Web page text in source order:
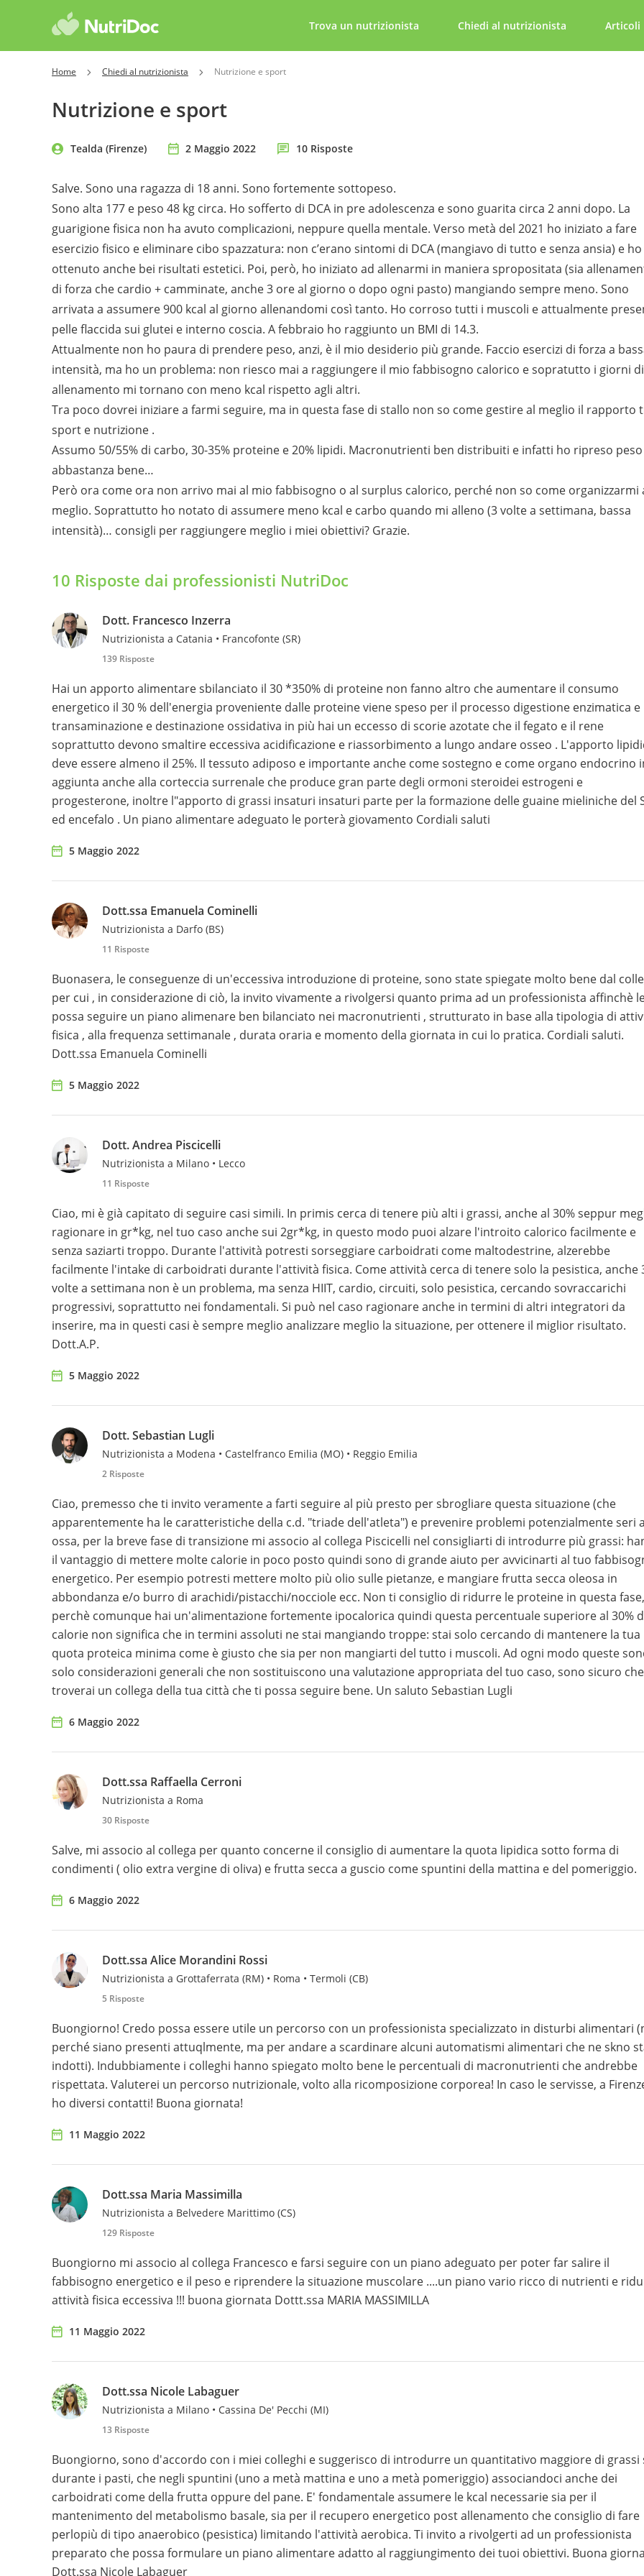
Trova un nutrizionista Chiedi al nutrizionista Articoli
Home Chiedi al nutrizionista Nutrizione e sport
Nutrizione e sport
Tealda (Firenze) 2 Maggio 2022 10 Risposte
Salve. Sono una ragazza di 18 anni. Sono fortemente sottopeso.
Sono alta 177 e peso 48 kg circa. Ho sofferto di DCA in pre adolescenza e sono guarita circa 2 anni dopo. La
guarigione fisica non ha avuto complicazioni, neppure quella mentale. Verso metà del 2021 ho iniziato a fare
esercizio fisico e eliminare cibo spazzatura: non c’erano sintomi di DCA (mangiavo di tutto e senza ansia) e ho
ottenuto anche bei risultati estetici. Poi, però, ho iniziato ad allenarmi in maniera spropositata (sia
di forza che cardio + camminate, anche 3 ore al giorno o dopo ogni pasto) mangiando sempre meno. Sono
arrivata a assumere 900 kcal al giorno allenandomi così tanto. Ho corroso tutti i muscoli e attualmente
pelle flaccida sui glutei e interno coscia. A febbraio ho raggiunto un BMI di 14.3.
Attualmente non ho paura di prendere peso, anzi, è il mio desiderio più grande. Faccio esercizi di forza a
intensità, ma ho un problema: non riesco mai a raggiungere il mio fabbisogno calorico e sopratutto i giorni di
allenamento mi tornano con meno kcal rispetto agli altri.
Tra poco dovrei iniziare a farmi seguire, ma in questa fase di stallo non so come gestire al meglio il rapporto
sport e nutrizione .
Assumo 50/55% di carbo, 30-35% proteine e 20% lipidi. Macronutrienti ben distribuiti e infatti ho ripreso peso
abbastanza bene…
Però ora come ora non arrivo mai al mio fabbisogno o al surplus calorico, perché non so come organizzarmi
meglio. Soprattutto ho notato di assumere meno kcal e carbo quando mi alleno (3 volte a settimana, bassa
intensità)… consigli per raggiungere meglio i miei obiettivi? Grazie.
10 Risposte dai professionisti NutriDoc
Dott. Francesco Inzerra
Nutrizionista a Catania • Francofonte (SR)
139 Risposte
Hai un apporto alimentare sbilanciato il 30 *350% di proteine non fanno altro che aumentare il consumo
energetico il 30 % dell'energia proveniente dalle proteine viene speso per il processo digestione enzimatica e
transaminazione e destinazione ossidativa in più hai un eccesso di scorie azotate che il fegato e il rene
soprattutto devono smaltire eccessiva acidificazione e riassorbimento a lungo andare osseo . L'apporto
deve essere almeno il 25%. Il tessuto adiposo e importante anche come sostegno e come organo endocrino
aggiunta anche alla corteccia surrenale che produce gran parte degli ormoni steroidei estrogeni e
progesterone, inoltre l"apporto di grassi insaturi insaturi parte per la formazione delle guaine mieliniche del
ed encefalo . Un piano alimentare adeguato le porterà giovamento Cordiali saluti
5 Maggio 2022
Dott.ssa Emanuela Cominelli
Nutrizionista a Darfo (BS)
11 Risposte
Buonasera, le conseguenze di un'eccessiva introduzione di proteine, sono state spiegate molto bene dal
per cui , in considerazione di ciò, la invito vivamente a rivolgersi quanto prima ad un professionista affinchè
possa seguire un piano alimenare ben bilanciato nei macronutrienti , strutturato in base alla tipologia di
fisica , alla frequenza settimanale , durata oraria e momento della giornata in cui lo pratica. Cordiali saluti.
Dott.ssa Emanuela Cominelli
5 Maggio 2022
Dott. Andrea Piscicelli
Nutrizionista a Milano • Lecco
11 Risposte
Ciao, mi è già capitato di seguire casi simili. In primis cerca di tenere più alti i grassi, anche al 30% seppur
ragionare in gr*kg, nel tuo caso anche sui 2gr*kg, in questo modo puoi alzare l'introito calorico facilmente e
senza saziarti troppo. Durante l'attività potresti sorseggiare carboidrati come maltodestrine, alzerebbe
facilmente l'intake di carboidrati durante l'attività fisica. Come attività cerca di tenere solo la pesistica, anche
volte a settimana non è un problema, ma senza HIIT, cardio, circuiti, solo pesistica, cercando sovraccarichi
progressivi, soprattutto nei fondamentali. Si può nel caso ragionare anche in termini di altri integratori da
inserire, ma in questi casi è sempre meglio analizzare meglio la situazione, per ottenere il miglior risultato.
Dott.A.P.
5 Maggio 2022
Dott. Sebastian Lugli
Nutrizionista a Modena • Castelfranco Emilia (MO) • Reggio Emilia
2 Risposte
Ciao, premesso che ti invito veramente a farti seguire al più presto per sbrogliare questa situazione (che
apparentemente ha le caratteristiche della c.d. "triade dell'atleta") e prevenire problemi potenzialmente seri
ossa, per la breve fase di transizione mi associo al collega Piscicelli nel consigliarti di introdurre più grassi:
il vantaggio di mettere molte calorie in poco posto quindi sono di grande aiuto per avvicinarti al tuo
energetico. Per esempio potresti mettere molto più olio sulle pietanze, e mangiare frutta secca oleosa in
abbondanza e/o burro di arachidi/pistacchi/nocciole ecc. Non ti consiglio di ridurre le proteine in questa fase,
perchè comunque hai un'alimentazione fortemente ipocalorica quindi questa percentuale superiore al 30%
calorie non significa che in termini assoluti ne stai mangiando troppe: stai solo cercando di mantenere la tua
quota proteica minima come è giusto che sia per non mangiarti del tutto i muscoli. Ad ogni modo queste
solo considerazioni generali che non sostituiscono una valutazione appropriata del tuo caso, sono sicuro che
troverai un collega della tua città che ti possa seguire bene. Un saluto Sebastian Lugli
6 Maggio 2022
Dott.ssa Raffaella Cerroni
Nutrizionista a Roma
30 Risposte
Salve, mi associo al collega per quanto concerne il consiglio di aumentare la quota lipidica sotto forma di
condimenti ( olio extra vergine di oliva) e frutta secca a guscio come spuntini della mattina e del pomeriggio.
6 Maggio 2022
Dott.ssa Alice Morandini Rossi
Nutrizionista a Grottaferrata (RM) • Roma • Termoli (CB)
5 Risposte
Buongiorno! Credo possa essere utile un percorso con un professionista specializzato in disturbi alimentari
perché siano presenti attuqlmente, ma per andare a scardinare alcuni automatismi alimentari che ne skno
indotti). Indubbiamente i colleghi hanno spiegato molto bene le percentuali di macronutrienti che andrebbe
rispettata. Valuterei un percorso nutrizionale, volto alla ricomposizione corporea! In caso le servisse, a
ho diversi contatti! Buona giornata!
11 Maggio 2022
Dott.ssa Maria Massimilla
Nutrizionista a Belvedere Marittimo (CS)
129 Risposte
Buongiorno mi associo al collega Francesco e farsi seguire con un piano adeguato per poter far salire il
fabbisogno energetico e il peso e riprendere la situazione muscolare ....un piano vario ricco di nutrienti e
attività fisica eccessiva !!! buona giornata Dottt.ssa MARIA MASSIMILLA
11 Maggio 2022
Dott.ssa Nicole Labaguer
Nutrizionista a Milano • Cassina De' Pecchi (MI)
13 Risposte
Buongiorno, sono d'accordo con i miei colleghi e suggerisco di introdurre un quantitativo maggiore di grassi
durante i pasti, che negli spuntini (uno a metà mattina e uno a metà pomeriggio) associandoci anche dei
carboidrati come della frutta oppure del pane. E' fondamentale assumere le kcal necessarie sia per il
mantenimento del metabolismo basale, sia per il recupero energetico post allenamento che consiglio di fare
perlopiù di tipo anaerobico (pesistica) limitando l'attività aerobica. Ti invito a rivolgerti ad un professionista
preparato che possa formulare un piano alimentare adatto al raggiungimento dei tuoi obiettivi. Buona
Dott.ssa Nicole Labaguer